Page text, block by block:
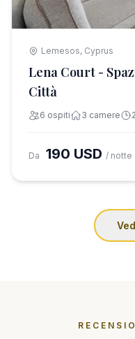
Lemesos, Cyprus
Lena Court -
Città
6 ospiti 3 camere
Da 190 USD / notte